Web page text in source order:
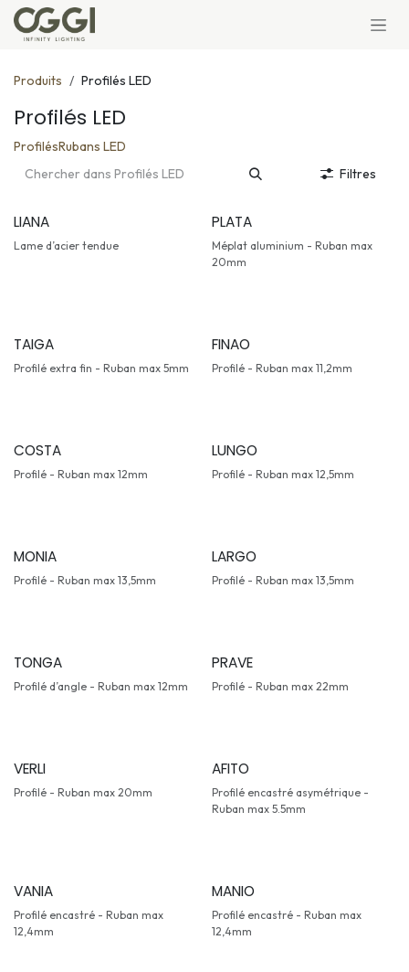
Se rendre au contenu
Produits Profilés LED
Profilés LED
ProfilésRubans LED
Filtres
LIANA
Lame d’acier tendue
PLATA
Méplat aluminium - Ruban max
20mm
TAIGA
Profilé extra fin - Ruban max 5mm
FINAO
Profilé - Ruban max 11,2mm
COSTA
Profilé - Ruban max 12mm
LUNGO
Profilé - Ruban max 12,5mm
MONIA
Profilé - Ruban max 13,5mm
LARGO
Profilé - Ruban max 13,5mm
TONGA
Profilé d’angle - Ruban max 12mm
PRAVE
Profilé - Ruban max 22mm
VERLI
Profilé - Ruban max 20mm
AFITO
Profilé encastré asymétrique -
Ruban max 5.5mm
VANIA
Profilé encastré - Ruban max
12,4mm
MANIO
Profilé encastré - Ruban max
12,4mm